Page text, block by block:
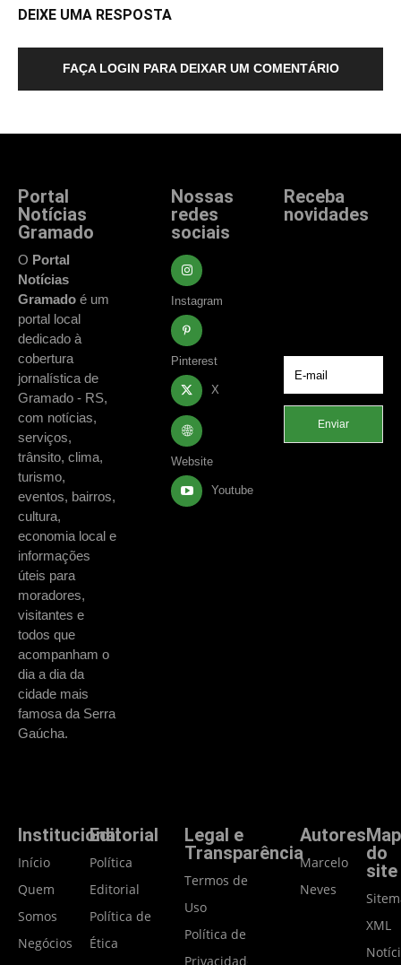
DEIXE UMA RESPOSTA
FAÇA LOGIN PARA DEIXAR UM COMENTÁRIO
Portal
Notícias
Gramado
O Portal
Notícias
Gramado é um
portal local
dedicado à
cobertura
jornalística de
Gramado - RS,
com notícias,
serviços,
trânsito, clima,
turismo,
eventos, bairros,
cultura,
economia local e
informações
úteis para
moradores,
visitantes e
todos que
acompanham o
dia a dia da
cidade mais
famosa da Serra
Gaúcha.
Nossas
redes
sociais
Instagram
Pinterest
X
Website
Youtube
Receba
novidades
Enviar
Institucional
Início
Quem
Somos
Negócios
Editorial
Política
Editorial
Política de
Ética
Legal e
Transparência
Termos de
Uso
Política de
Privacidade
Autores
Marcelo
Neves
do
site
XML